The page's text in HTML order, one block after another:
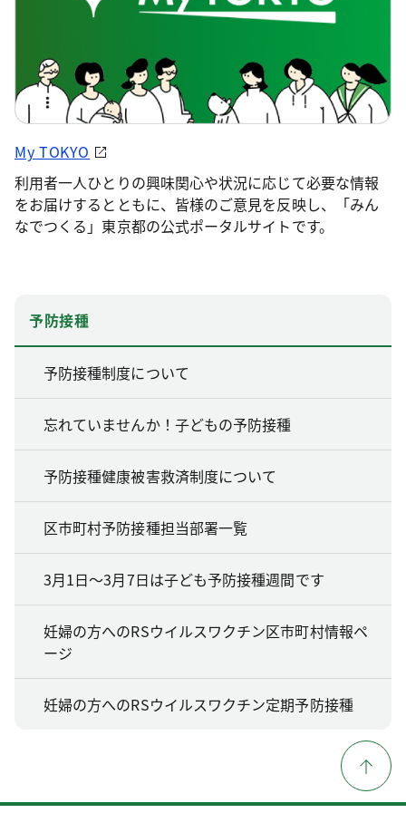
My TOKYO
利用者一人ひとりの興味関心や状況に応じて必要な情報
をお届けするとともに、皆様のご意見を反映し、「みん
なでつくる」東京都の公式ポータルサイトです。
予防接種
予防接種制度について
忘れていませんか！子どもの予防接種
予防接種健康被害救済制度について
区市町村予防接種担当部署一覧
3月1日～3月7日は子ども予防接種週間です
妊婦の方へのRSウイルスワクチン区市町村情報ペ
ージ
妊婦の方へのRSウイルスワクチン定期予防接種